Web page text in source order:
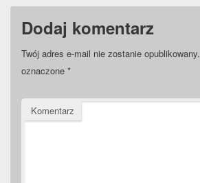
Dodaj komentarz
Twój adres e-mail nie zostanie opublikowany.
oznaczone *
Komentarz